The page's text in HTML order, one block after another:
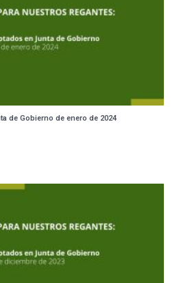
de Gobierno de enero de 2024